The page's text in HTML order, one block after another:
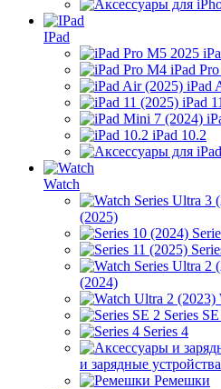
IPad
iPad
iPad
iPad
iPad 10.2
Watch
(2025)
(2024)
Series
Series 4
и зарядные устройства
Ремешки